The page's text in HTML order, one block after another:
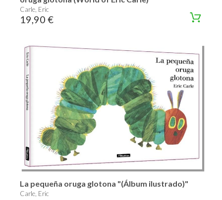
Carle, Eric
19,90 €
La pequeña oruga glotona "(Álbum ilustrado)"
Carle, Eric